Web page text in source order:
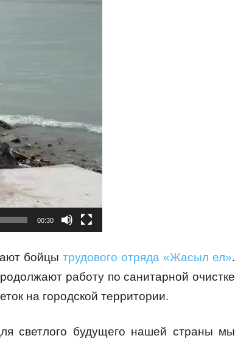
00:30
бойцы трудового отряда «Жасыл ел».
работу по санитарной очистке
на городской территории.
светлого будущего нашей страны мы